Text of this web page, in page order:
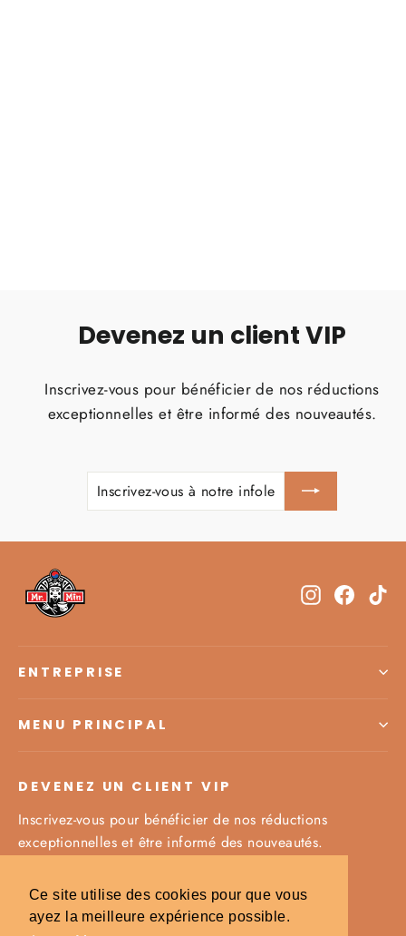
Ce site utilise des cookies pour que vous
ayez la meilleure expérience possible.
Devenez un client VIP
Inscrivez-vous pour bénéficier de nos réductions
exceptionnelles et être informé des nouveautés.
INSCRIVEZ-
VOUS
S'INSCRIRE
Instagram
ENTREPRISE
MENU PRINCIPAL
DEVENEZ UN CLIENT VIP
Inscrivez-vous pour bénéficier de nos réductions
exceptionnelles et être informé des nouveautés.
vous
S'inscrire